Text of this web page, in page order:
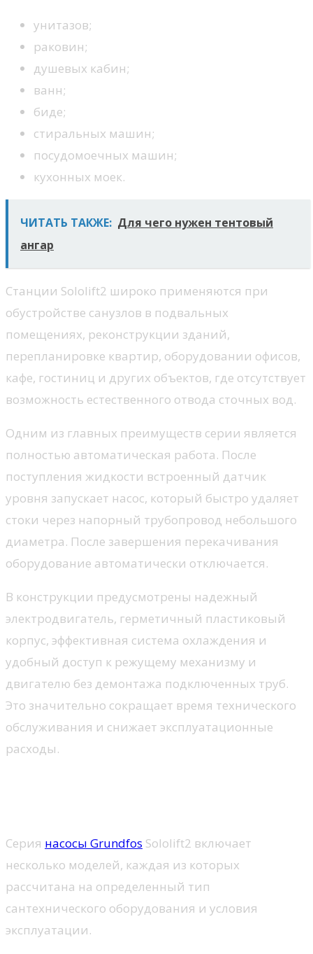
унитазов;
раковин;
душевых кабин;
ванн;
биде;
стиральных машин;
посудомоечных машин;
кухонных моек.
ЧИТАТЬ ТАКЖЕ: Для чего нужен тентовый
ангар
Станции Sololift2 широко применяются при
обустройстве санузлов в подвальных
помещениях, реконструкции зданий,
перепланировке квартир, оборудовании офисов,
кафе, гостиниц и других объектов, где отсутствует
возможность естественного отвода сточных вод.
Одним из главных преимуществ серии является
полностью автоматическая работа. После
поступления жидкости встроенный датчик
уровня запускает насос, который быстро удаляет
стоки через напорный трубопровод небольшого
диаметра. После завершения перекачивания
оборудование автоматически отключается.
В конструкции предусмотрены надежный
электродвигатель, герметичный пластиковый
корпус, эффективная система охлаждения и
удобный доступ к режущему механизму и
двигателю без демонтажа подключенных труб.
Это значительно сокращает время технического
обслуживания и снижает эксплуатационные
расходы.
Серия насосы Grundfos Sololift2 включает
несколько моделей, каждая из которых
рассчитана на определенный тип
сантехнического оборудования и условия
эксплуатации.